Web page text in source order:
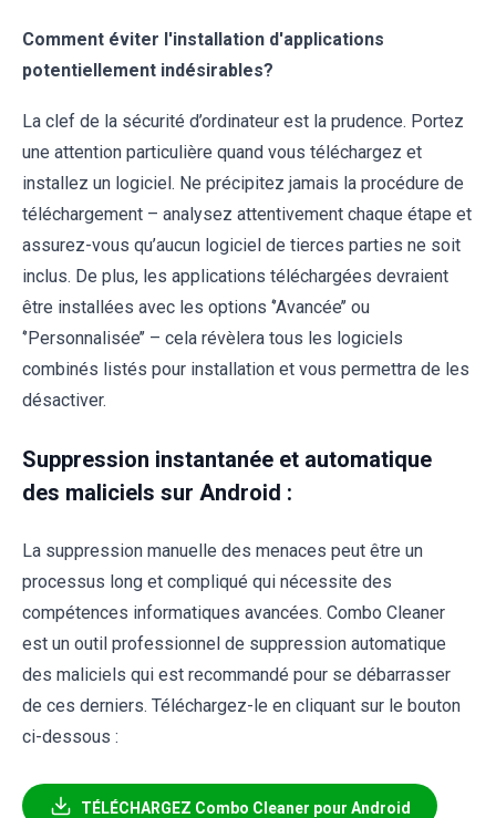
Comment éviter l'installation d'applications
potentiellement indésirables?
La clef de la sécurité d’ordinateur est la prudence. Portez
une attention particulière quand vous téléchargez et
installez un logiciel. Ne précipitez jamais la procédure de
téléchargement – analysez attentivement chaque étape et
assurez-vous qu’aucun logiciel de tierces parties ne soit
inclus. De plus, les applications téléchargées devraient
être installées avec les options ‘’Avancée’’ ou
‘’Personnalisée’’ – cela révèlera tous les logiciels
combinés listés pour installation et vous permettra de les
désactiver.
Suppression instantanée et automatique
des maliciels sur Android :
La suppression manuelle des menaces peut être un
processus long et compliqué qui nécessite des
compétences informatiques avancées. Combo Cleaner
est un outil professionnel de suppression automatique
des maliciels qui est recommandé pour se débarrasser
de ces derniers. Téléchargez-le en cliquant sur le bouton
ci-dessous :
TÉLÉCHARGEZ Combo Cleaner pour Android